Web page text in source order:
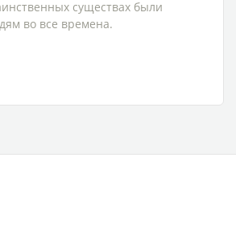
существах были
во все времена.